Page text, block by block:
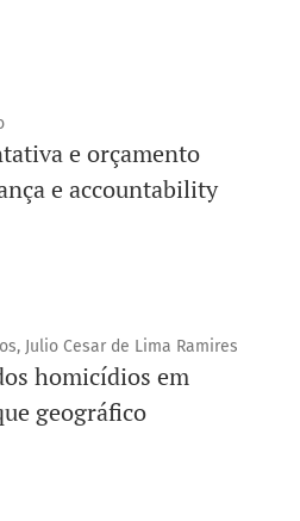
e orçamento
e accountability
Julio Cesar de Lima Ramires
homicídios em
geográfico